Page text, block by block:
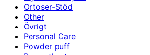
Ortoser-Stöd
Other
Övrigt
Personal Care
Powder puff